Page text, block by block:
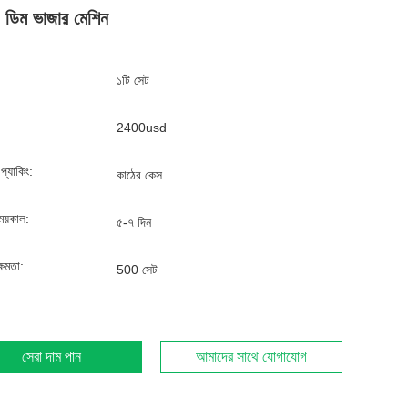
ভাজার মেশিন
১টি সেট
2400usd
প্যাকিং: কাঠের কেস
৫-৭ দিন
500 সেট
সেরা দাম পান আমাদের সাথে যোগাযোগ